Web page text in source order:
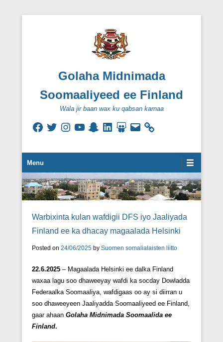
Golaha Midnimada
Soomaaliyeed ee Finland
Wala jir baan wax ku qabsan karnaa
FacebookTwitterInstagramYouTubeSnapchatLinkedInSlideShare
Email
Secondary Menu
Menu
Warbixinta kulan wafdigii DFS iyo Jaaliyada
Finland ee ka dhacay magaalada Helsinki
Posted on 24/06/2025 by Suomen somalialaisten liitto
22.6.2025 – Magaalada Helsinki ee dalka Finland
waxaa lagu soo dhaweeyay wafdi ka socday Dowladda
Federaalka Soomaaliya, wafdigaas oo ay si diirran u
soo dhaweeyeen Jaaliyadda Soomaaliyeed ee Finland,
gaar ahaan Golaha Midnimada Soomaalida ee
Finland.